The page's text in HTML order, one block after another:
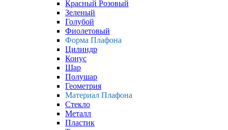
Красный Розовый
Зеленый
Голубой
Фиолетовый
Форма Плафона
Цилиндр
Конус
Шар
Полушар
Геометрия
Материал Плафона
Стекло
Металл
Пластик